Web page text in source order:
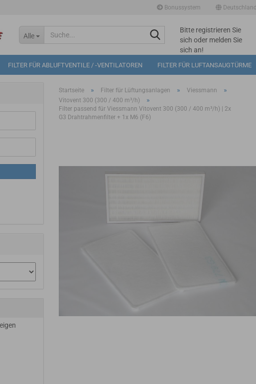
Bonussystem Deutschland
Alle
Suche...Bitte registrieren Sie
sich oder melden Sie
sich an!
Mögliche
Bonuspunkte im
FILTER FÜR ABLUFTVENTILE / -VENTILATOREN FILTER FÜR LUFTANSAUGTÜRME
Startseite » Filter für Lüftungsanlagen » Viessmann »
Vitovent 300 (300 / 400 m³/h) »
Filter passend für Viessmann Vitovent 300 (300 / 400 m³/h) | 2x
G3 Drahtrahmenfilter + 1x M6 (F6)